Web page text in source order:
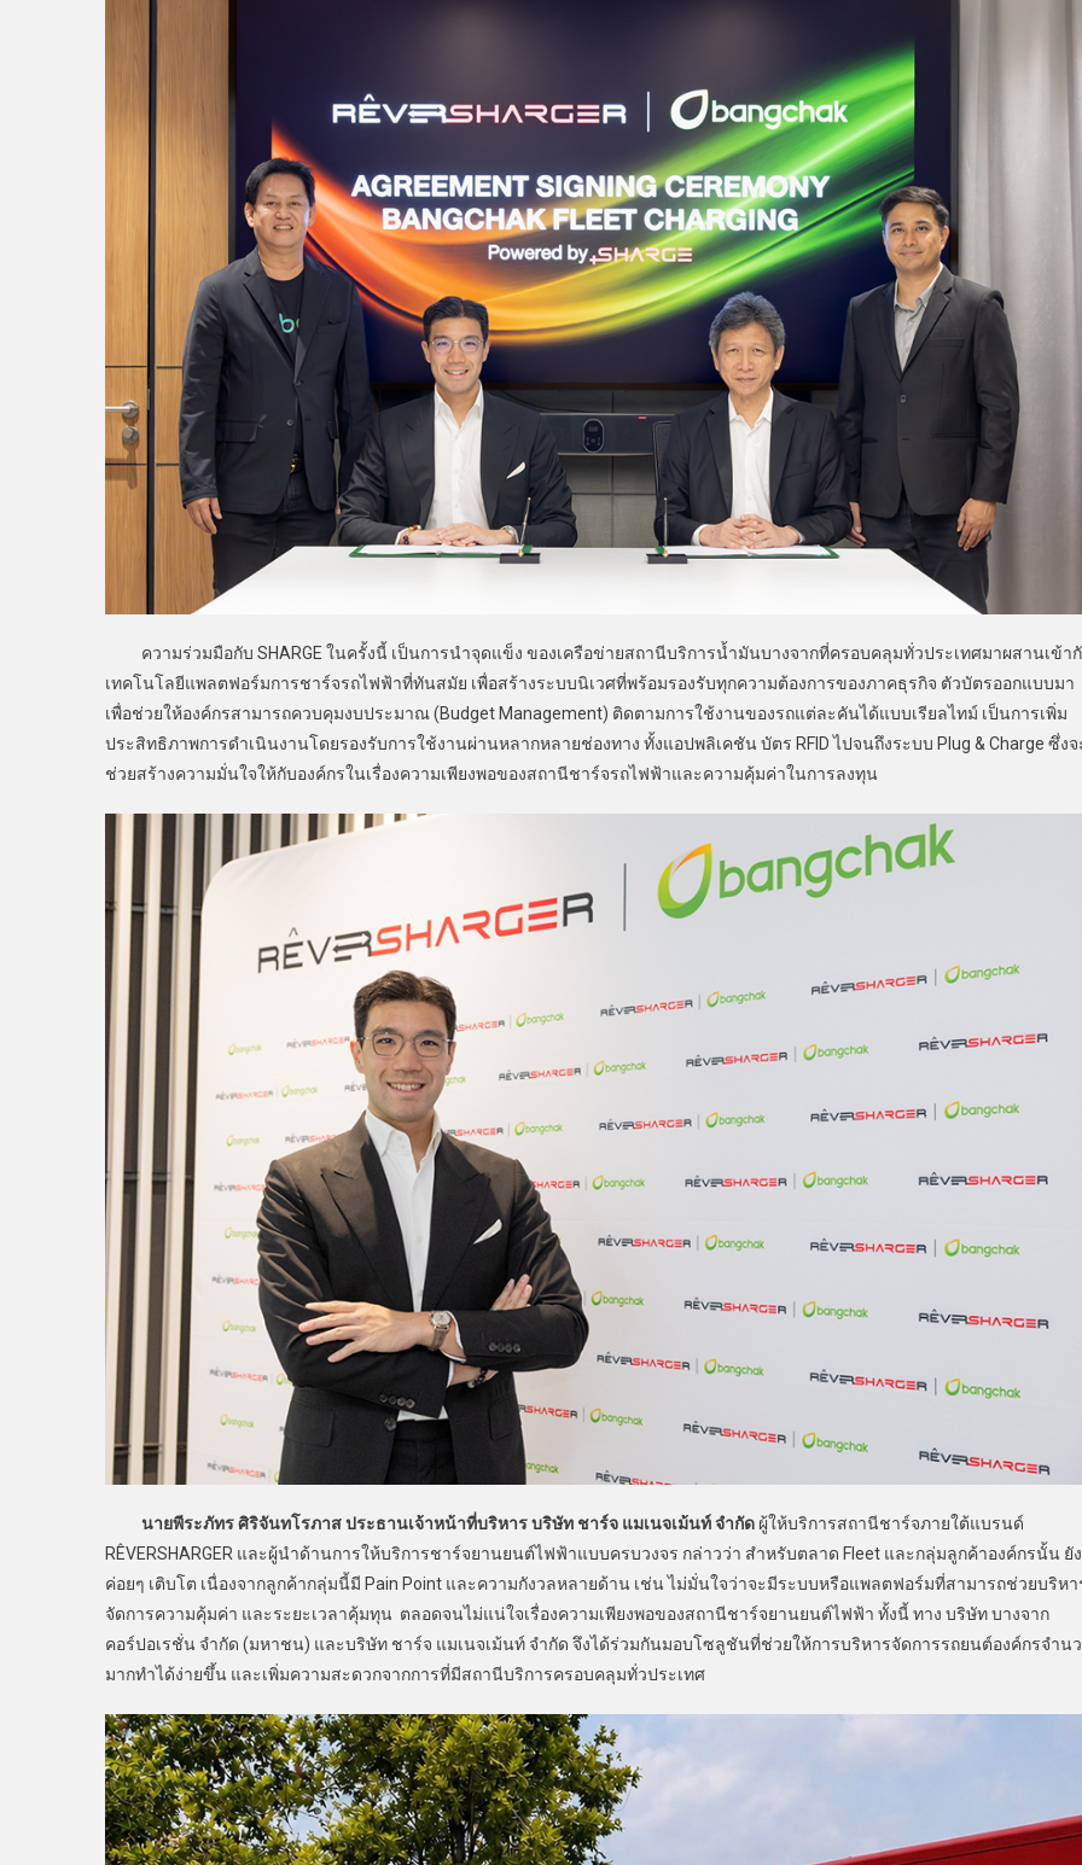
ความร่วมมือกับ SHARGE ในครั้งนี้ เป็นการนำจุดแข็ง ของเครือข่ายสถานีบริการน้ำมันบางจากที่ครอบคลุมทั่วประเทศมาผสานเข้า
เทคโนโลยีแพลตฟอร์มการชาร์จรถไฟฟ้าที่ทันสมัย เพื่อสร้างระบบนิเวศที่พร้อมรองรับทุกความต้องการของภาคธุรกิจ ตัวบัตรออกแบบมา
เพื่อช่วยให้องค์กรสามารถควบคุมงบประมาณ (Budget Management) ติดตามการใช้งานของรถแต่ละคันได้แบบเรียลไทม์ เป็นการเพิ่ม
ประสิทธิภาพการดำเนินงานโดยรองรับการใช้งานผ่านหลากหลายช่องทาง ทั้งแอปพลิเคชัน บัตร RFID ไปจนถึงระบบ Plug & Charge ซึ่งจ
ช่วยสร้างความมั่นใจให้กับองค์กรในเรื่องความเพียงพอของสถานีชาร์จรถไฟฟ้าและความคุ้มค่าในการลงทุน
นายพีระภัทร ศิริจันทโรภาส ประธานเจ้าหน้าที่บริหาร บริษัท ชาร์จ แมเนจเม้นท์ จำกัด ผู้ให้บริการสถานีชาร์จภายใต้แบรนด์
RÊVERSHARGER และผู้นำด้านการให้บริการชาร์จยานยนต์ไฟฟ้าแบบครบวงจร กล่าวว่า สำหรับตลาด Fleet และกลุ่มลูกค้าองค์กรนั้น ยัง
ค่อยๆ เติบโต เนื่องจากลูกค้ากลุ่มนี้มี Pain Point และความกังวลหลายด้าน เช่น ไม่มั่นใจว่าจะมีระบบหรือแพลตฟอร์มที่สามารถช่วยบริหา
จัดการความคุ้มค่า และระยะเวลาคุ้มทุน ตลอดจนไม่แน่ใจเรื่องความเพียงพอของสถานีชาร์จยานยนต์ไฟฟ้า ทั้งนี้ ทาง บริษัท บางจาก
คอร์ปอเรชั่น จำกัด (มหาชน) และบริษัท ชาร์จ แมเนจเม้นท์ จำกัด จึงได้ร่วมกันมอบโซลูชันที่ช่วยให้การบริหารจัดการรถยนต์องค์กรจำน
มากทำได้ง่ายขึ้น และเพิ่มความสะดวกจากการที่มีสถานีบริการครอบคลุมทั่วประเทศ